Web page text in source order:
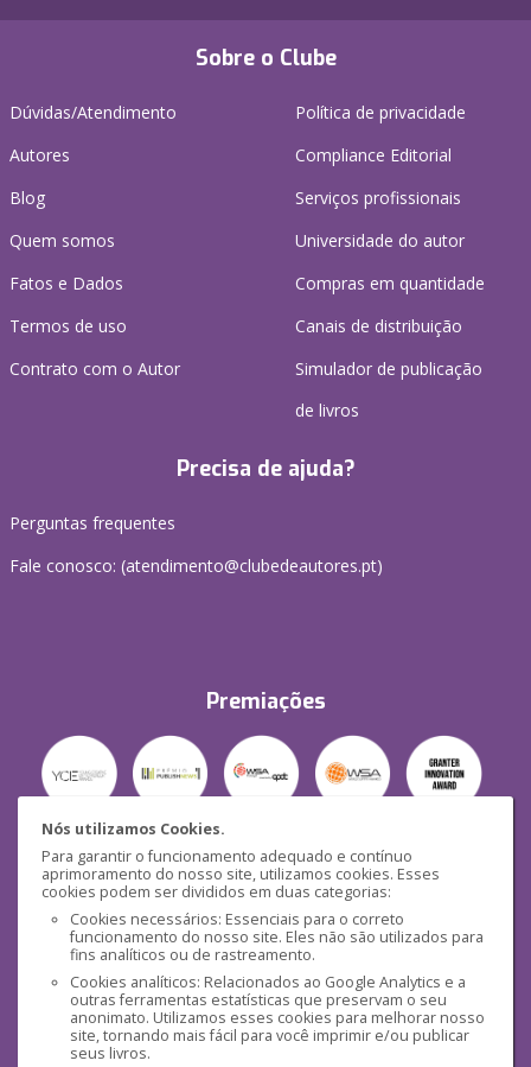
Nós utilizamos Cookies.
Para garantir o funcionamento adequado e contínuo
aprimoramento do nosso site, utilizamos cookies. Esses
cookies podem ser divididos em duas categorias:
Cookies necessários: Essenciais para o correto
funcionamento do nosso site. Eles não são utilizados para
fins analíticos ou de rastreamento.
Cookies analíticos: Relacionados ao Google Analytics e a
outras ferramentas estatísticas que preservam o seu
anonimato. Utilizamos esses cookies para melhorar nosso
site, tornando mais fácil para você imprimir e/ou publicar
seus livros.
Sobre o Clube
Dúvidas/Atendimento
Autores
Blog
Quem somos
Fatos e Dados
Termos de uso
Contrato com o Autor
Política de privacidade
Compliance Editorial
Serviços profissionais
Universidade do autor
Compras em quantidade
Canais de distribuição
Simulador de publicação
de livros
Precisa de ajuda?
Perguntas frequentes
Fale conosco: (atendimento@clubedeautores.pt)
Premiações
Segurança
Mídias Sociais